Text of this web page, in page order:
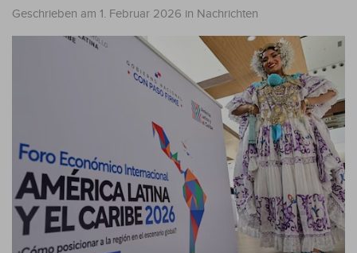
Geschrieben am 1. Februar 2026 in Nachrichten